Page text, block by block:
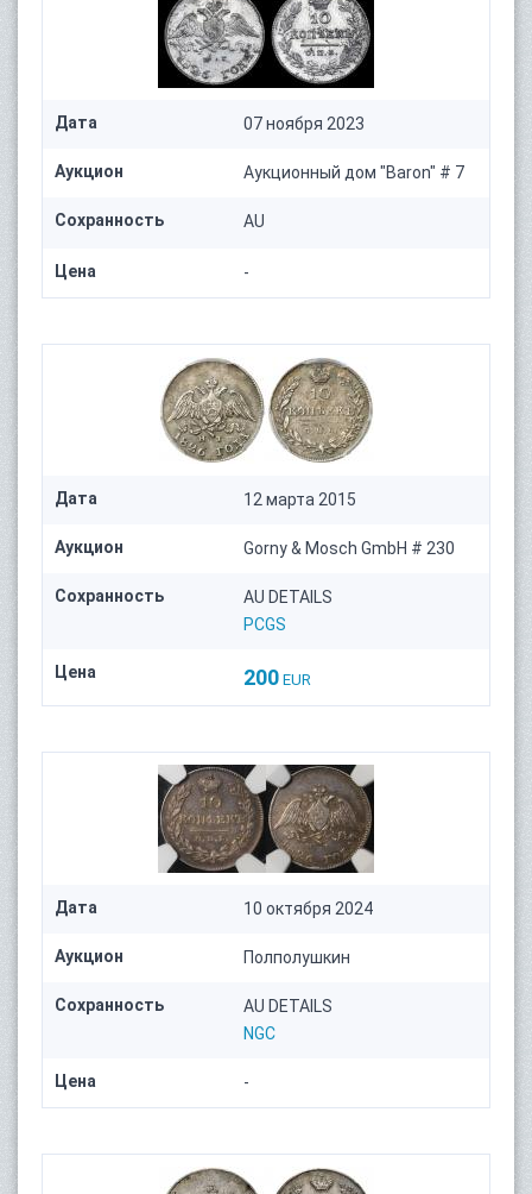
Дата 07 ноября 2023
Аукцион Аукционный дом "Baron" # 7
Сохранность AU
Цена -
Дата 12 марта 2015
Аукцион Gorny & Mosch GmbH # 230
Сохранность
AU DETAILS
PCGS
Цена 200 EUR
Дата 10 октября 2024
Аукцион Полполушкин
Сохранность
AU DETAILS
NGC
Цена -